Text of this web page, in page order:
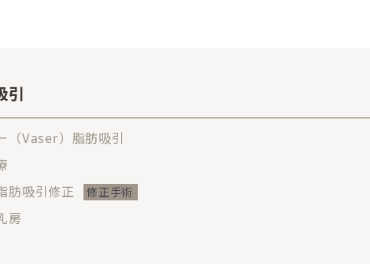
引
（Vaser）脂肪吸引
肪吸引修正
房